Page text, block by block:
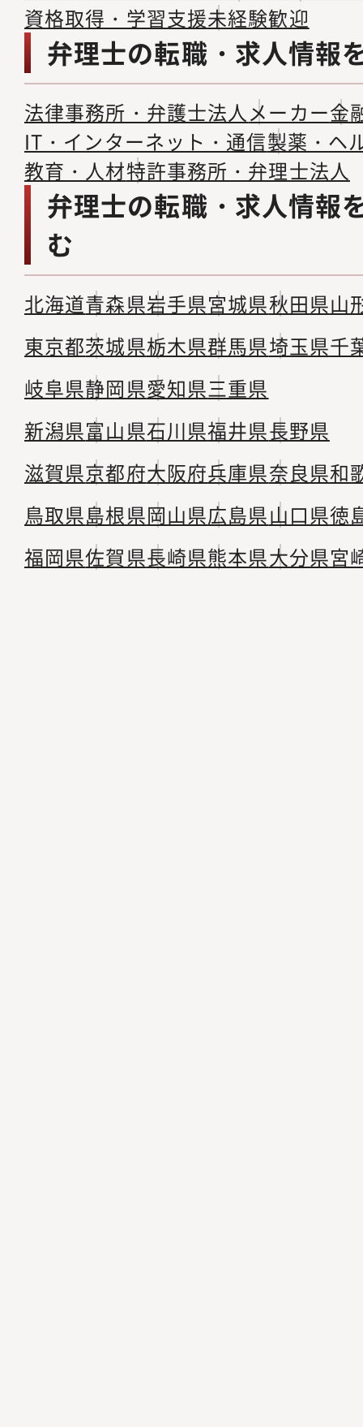
資格取得・学習支援未経験歓迎
弁理士の転職・求人情報
法律事務所・弁護士法人メーカー金
IT・インターネット・通信製薬・ヘ
教育・人材特許事務所・弁理士法人
弁理士の転職・求人情報
む
北海道青森県岩手県宮城県秋田県山
東京都茨城県栃木県群馬県埼玉県千
岐阜県静岡県愛知県三重県
新潟県富山県石川県福井県長野県
滋賀県京都府大阪府兵庫県奈良県和
鳥取県島根県岡山県広島県山口県徳
福岡県佐賀県長崎県熊本県大分県宮